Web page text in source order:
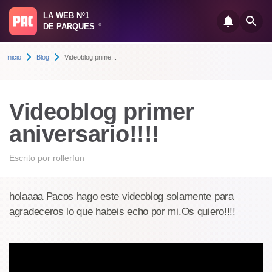
LA WEB Nº1
DE PARQUES
®
Inicio Blog Videoblog prime...
Videoblog primer
aniversario!!!!
Escrito por rollerfun
holaaaa Pacos hago este videoblog solamente para
agradeceros lo que habeis echo por mi.Os quiero!!!!